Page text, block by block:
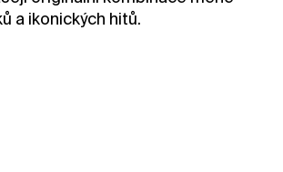
a ikonických hitů.